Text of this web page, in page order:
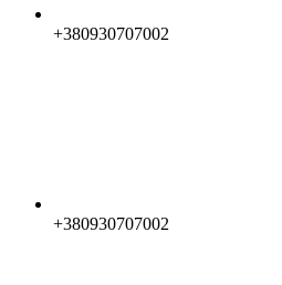
+380930707002
+380930707002